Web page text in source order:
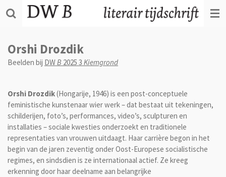
Ga
direct
de
hoofdinhoud
Orshi Drozdik
Beelden bij DWB 2025 3 Kiemgrond
Orshi Drozdik(Hongarije, 1946) is een post-conceptuele
feministische kunstenaar wier werk – dat bestaat uit tekeningen,
schilderijen, foto’s, performances, video’s, sculpturen en
installaties – sociale kwesties onderzoekt en traditionele
representaties van vrouwen uitdaagt. Haar carrière begon in het
begin van de jaren zeventig onder Oost-Europese socialistische
regimes, en sindsdien is ze internationaal actief. Ze kreeg
erkenning door haar deelname aan belangrijke